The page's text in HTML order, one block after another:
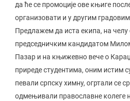
да ће се промоције ове књиге
организовати и у другим
Предлажем да иста екипа, на
председничким кандидатом
Пазар и на књижевно вече о
приреде студентима, оним истим
певали српску химну, огртали се
одмењивали православне колеге